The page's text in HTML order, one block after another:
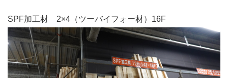
SPF加工材 2×4（ツーバイフォー材）16F